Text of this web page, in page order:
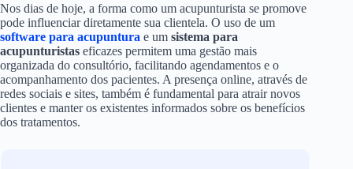
Nos dias de hoje, a forma como um acupunturista se promove
pode influenciar diretamente sua clientela. O uso de um
software para acupuntura e um sistema para
acupunturistas eficazes permitem uma gestão mais
organizada do consultório, facilitando agendamentos e o
acompanhamento dos pacientes. A presença online, através de
redes sociais e sites, também é fundamental para atrair novos
clientes e manter os existentes informados sobre os benefícios
dos tratamentos.